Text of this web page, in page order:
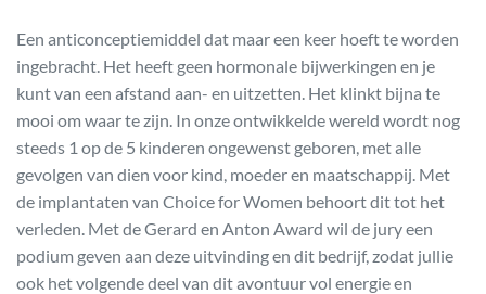
Een anticonceptiemiddel dat maar een keer hoeft te worden
ingebracht. Het heeft geen hormonale bijwerkingen en je
kunt van een afstand aan- en uitzetten. Het klinkt bijna te
mooi om waar te zijn. In onze ontwikkelde wereld wordt nog
steeds 1 op de 5 kinderen ongewenst geboren, met alle
gevolgen van dien voor kind, moeder en maatschappij. Met
de implantaten van Choice for Women behoort dit tot het
verleden. Met de Gerard en Anton Award wil de jury een
podium geven aan deze uitvinding en dit bedrijf, zodat jullie
ook het volgende deel van dit avontuur vol energie en